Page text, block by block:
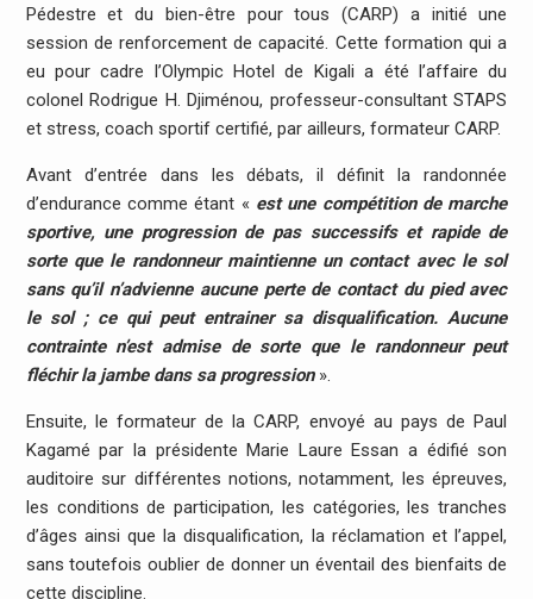
Pédestre et du bien-être pour tous (CARP) a initié une
session de renforcement de capacité. Cette formation qui a
eu pour cadre l’Olympic Hotel de Kigali a été l’affaire du
colonel Rodrigue H. Djiménou, professeur-consultant STAPS
et stress, coach sportif certifié, par ailleurs, formateur CARP.
Avant d’entrée dans les débats, il définit la randonnée
d’endurance comme étant « est une compétition de marche
sportive, une progression de pas successifs et rapide de
sorte que le randonneur maintienne un contact avec le sol
sans qu’il n’advienne aucune perte de contact du pied avec
le sol ; ce qui peut entrainer sa disqualification. Aucune
contrainte n’est admise de sorte que le randonneur peut
fléchir la jambe dans sa progression».
Ensuite, le formateur de la CARP, envoyé au pays de Paul
Kagamé par la présidente Marie Laure Essan a édifié son
auditoire sur différentes notions, notamment, les épreuves,
les conditions de participation, les catégories, les tranches
d’âges ainsi que la disqualification, la réclamation et l’appel,
sans toutefois oublier de donner un éventail des bienfaits de
cette discipline.